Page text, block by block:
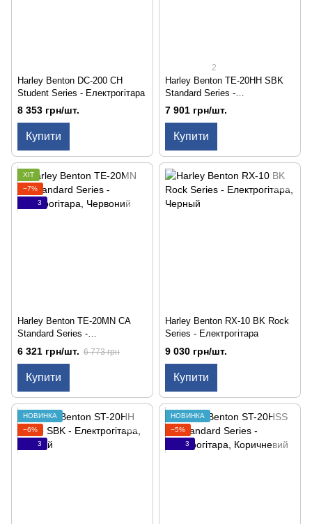
Harley Benton DC-200 CH
Student Series - Електрогітара
8 353 грн/шт.
Купити
2
Harley Benton TE-20HH SBK
Standard Series -
Електрогітара
7 901 грн/шт.
Купити
ХІТ
−7%
3
Harley Benton TE-20MN CA
Standard Series -
Електрогітара
6 321 грн/шт. 6 773 грн
Купити
Harley Benton RX-10 BK Rock
Series - Електрогітара
9 030 грн/шт.
Купити
НОВИНКА
−6%
3
НОВИНКА
−5%
3